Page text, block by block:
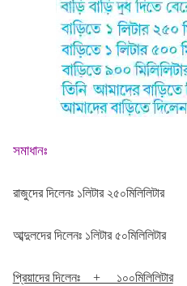
সমাধানঃ
রাজুদের দিলেনঃ ১লিটার ২৫০মিলিলিটার
আব্দুলদের দিলেনঃ ১লিটার ৫০মিলিলিটার
প্রিয়াদের দিলেনঃ + ১০০মিলিলিটার